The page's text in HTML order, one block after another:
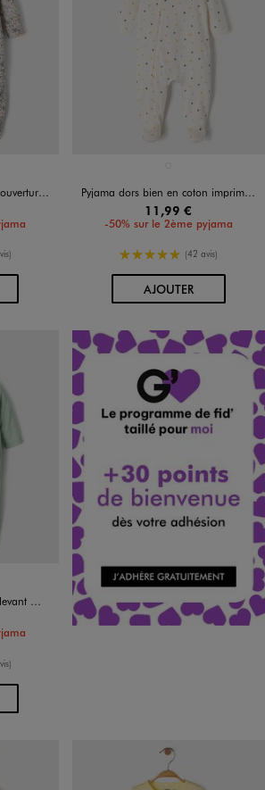
bébé Pyjama dors bien en coton imprimé coeurs ouverture devant par zip bébé
11,99 €
-50% sur le 2ème pyjama
5/5 de moyenne
(42 avis)
AJOUTERAU PANIER
bébé